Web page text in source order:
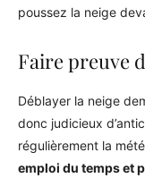
poussez la neige
Faire preuve
Déblayer la neige
donc judicieux
régulièrement la
emploi du temps et